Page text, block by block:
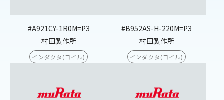
#A921CY-1R0M=P3
村田製作所
インダクタ(コイル)
#B952AS-H-220M=P3
村田製作所
インダクタ(コイル)